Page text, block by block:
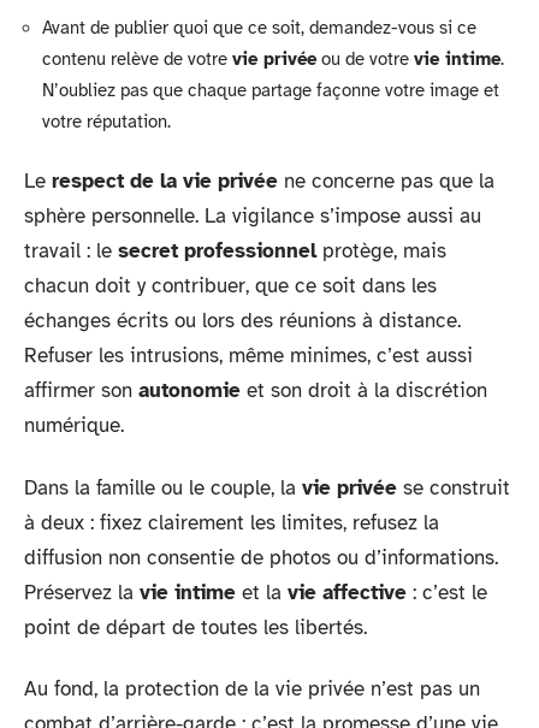
Avant de publier quoi que ce soit, demandez-vous si ce
contenu relève de votre vie privéeou de votre vie intime.
N’oubliez pas que chaque partage façonne votre image et
votre réputation.
Le respect de la vie privée ne concerne pas que la
sphère personnelle. La vigilance s’impose aussi au
travail : le secret professionnelprotège, mais
chacun doit y contribuer, que ce soit dans les
échanges écrits ou lors des réunions à distance.
Refuser les intrusions, même minimes, c’est aussi
affirmer son autonomie et son droit à la discrétion
numérique.
Dans la famille ou le couple, la vie privée se construit
à deux : fixez clairement les limites, refusez la
diffusion non consentie de photos ou d’informations.
Préservez la vie intime et la vie affective : c’est le
point de départ de toutes les libertés.
Au fond, la protection de la vie privée n’est pas un